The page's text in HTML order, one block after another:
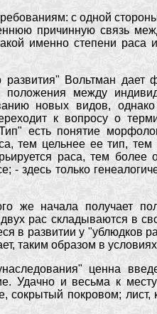
с одной
причинную связь
именно степени раса
Вольтман дает
положения между
новых видов,
к вопросу о
есть понятие
тем цельнее ее тип,
раса, тем более
- здесь только
же начала получает
рас складываются в
в развитии у "ублюдков
таким образом в
ценна
Удачно и весьма к
сокрытый покровом;